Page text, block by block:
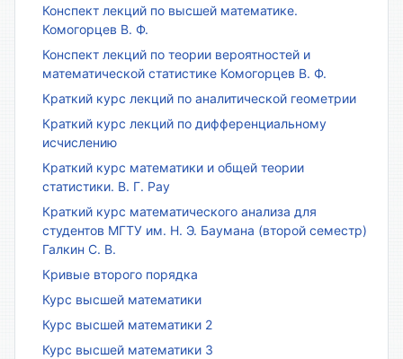
Конспект лекций по высшей математике.
Комогорцев В. Ф.
Конспект лекций по теории вероятностей и
математической статистике Комогорцев В. Ф.
Краткий курс лекций по аналитической геометрии
Краткий курс лекций по дифференциальному
исчислению
Краткий курс математики и общей теории
статистики. В. Г. Рау
Краткий курс математического анализа для
студентов МГТУ им. Н. Э. Баумана (второй семестр)
Галкин С. В.
Кривые второго порядка
Курс высшей математики
Курс высшей математики 2
Курс высшей математики 3